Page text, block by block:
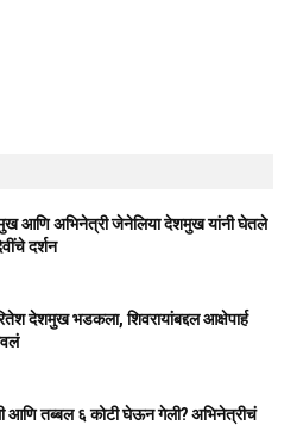
आणि अभिनेत्री जेनेलिया देशमुख यांनी घेतले
दर्शन
देशमुख भडकला, शिवरायांबद्दल आक्षेपार्ह
आणि तब्बल ६ कोटी घेऊन गेली? अभिनेत्रीचं